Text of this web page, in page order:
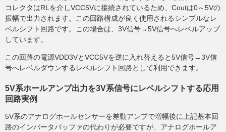
コレクタはRLを介しVCC5Vに接続されているため、Coutは0～5Vの
振幅で出力されます。この回路構成が良く使用されるシンプルなレ
ベルシフト回路です。この場合は、3V信号→5V信号へレベルアップ
しています。
この回路の電源VDD3VとVCC5Vを逆に入れ替えると5V信号→3V信
号へレベルダウンするレベルシフト回路として利用できます。
5V系ホールアンプ出力を3V系信号にレベルシフトする応用
回路実例
5V系のアナログホールセンサーを差動アンプで増幅後に上記基本回
路のインバータバッファの代わりが必要ですが、アナログホールア